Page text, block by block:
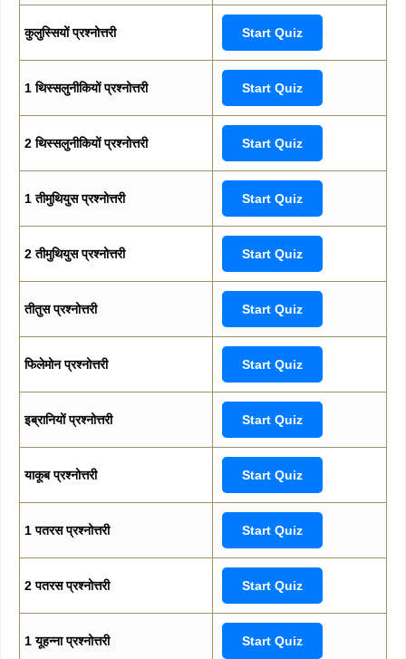
कुलुस्सियों प्रश्नोत्तरी Start Quiz
1 थिस्सलुनीकियों प्रश्नोत्तरी Start Quiz
2 थिस्सलुनीकियों प्रश्नोत्तरी Start Quiz
1 तीमुथियुस प्रश्नोत्तरी Start Quiz
2 तीमुथियुस प्रश्नोत्तरी Start Quiz
तीतुस प्रश्नोत्तरी Start Quiz
फिलेमोन प्रश्नोत्तरी Start Quiz
इब्रानियों प्रश्नोत्तरी Start Quiz
याकूब प्रश्नोत्तरी Start Quiz
1 पतरस प्रश्नोत्तरी Start Quiz
2 पतरस प्रश्नोत्तरी Start Quiz
1 यूहन्ना प्रश्नोत्तरी Start Quiz